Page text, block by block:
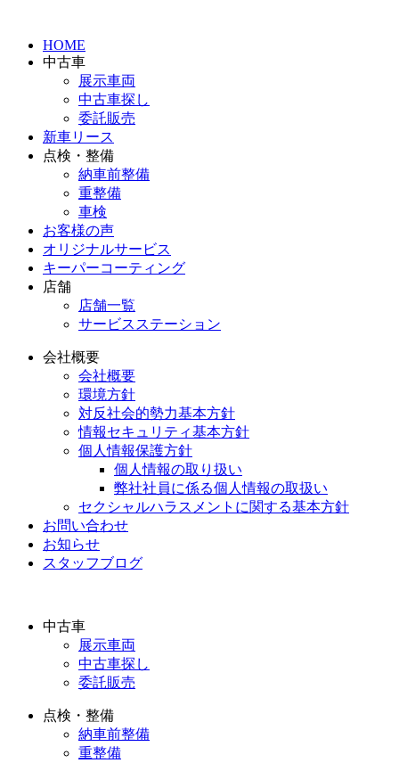
HOME
中古車
展示車両
中古車探し
委託販売
新車リース
点検・整備
納車前整備
重整備
車検
お客様の声
オリジナルサービス
キーパーコーティング
店舗
店舗一覧
サービスステーション
会社概要
会社概要
環境方針
対反社会的勢力基本方針
情報セキュリティ基本方針
個人情報保護方針
個人情報の取り扱い
弊社社員に係る個人情報の取扱い
セクシャルハラスメントに関する基本方針
お問い合わせ
お知らせ
スタッフブログ
中古車
展示車両
中古車探し
委託販売
点検・整備
納車前整備
重整備